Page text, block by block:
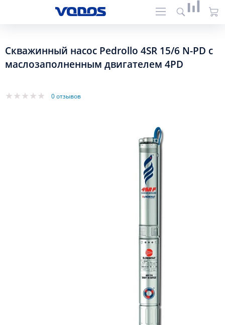
Скважинный насос Pedrollo 4SR 15/6 N-PD с
маслозаполненным двигателем 4PD
0 отзывов